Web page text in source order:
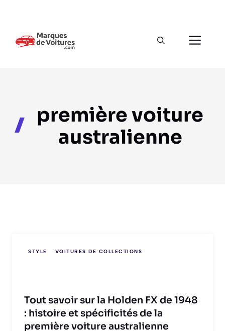
contenu
première voiture
australienne
STYLE VOITURES DE COLLECTIONS
Tout savoir sur la Holden FX de 1948
: histoire et spécificités de la
première voiture australienne